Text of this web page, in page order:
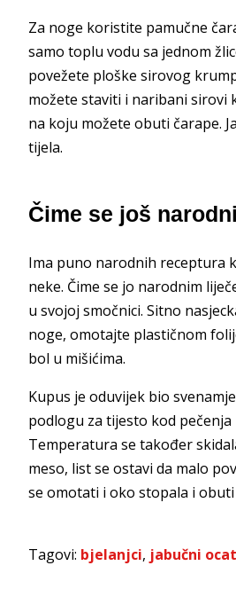
Za noge koristite pamučne
samo toplu vodu sa jednom
povežete ploške sirovog
možete staviti i naribani sirovi
na koju možete obuti čarape.
tijela.
Čime se još
Ima puno narodnih receptura
neke. Čime se jo narodnim
u svojoj smočnici. Sitno
noge, omotajte plastičnom
bol u mišićima.
Kupus je oduvijek bio
podlogu za tijesto kod
Temperatura se također
meso, list se ostavi da malo
se omotati i oko stopala i obuti
Tagovi: bjelanjci, jabučni ocat